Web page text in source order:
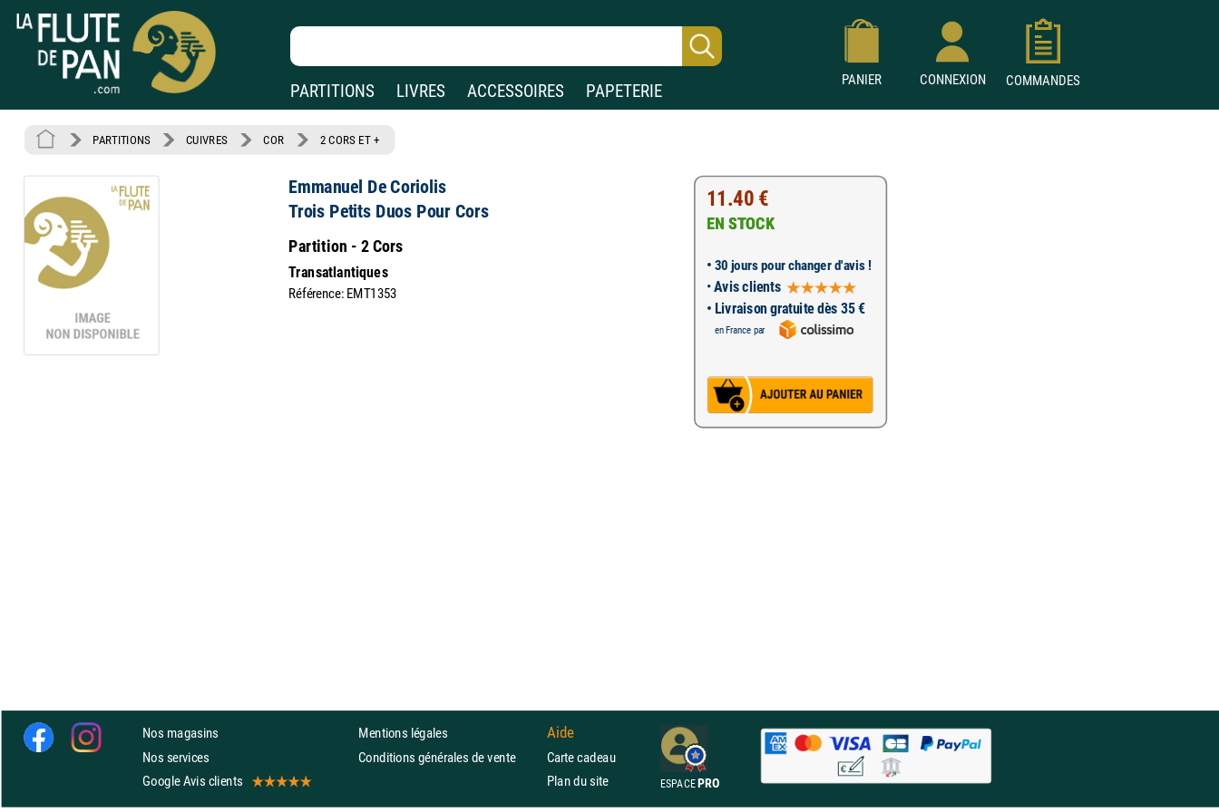
PARTITIONS LIVRES ACCESSOIRES PAPETERIE
PANIER CONNEXION COMMANDES
PARTITIONS CUIVRES COR 2 CORS ET +
Emmanuel De Coriolis
Trois Petits Duos Pour Cors
Partition - 2 Cors
Transatlantiques
Référence: EMT1353
11.40 €
EN STOCK
• 30 jours pour changer d'avis !
•Avis clients
• Livraison gratuite dès 35 €
en France par
Nos magasins
Nos services
Google Avis clients
Mentions légales
Conditions générales de vente
Aide
Carte cadeau
Plan du site
ESPACEPRO